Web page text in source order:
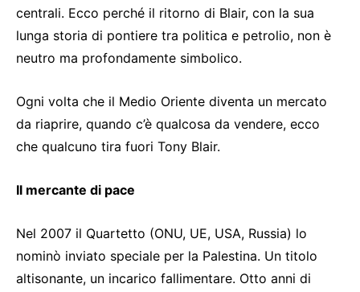
centrali. Ecco perché il ritorno di Blair, con la sua
lunga storia di pontiere tra politica e petrolio, non è
neutro ma profondamente simbolico.
Ogni volta che il Medio Oriente diventa un mercato
da riaprire, quando c’è qualcosa da vendere, ecco
che qualcuno tira fuori Tony Blair.
Il mercante di pace
Nel 2007 il Quartetto (ONU, UE, USA, Russia) lo
nominò inviato speciale per la Palestina. Un titolo
altisonante, un incarico fallimentare. Otto anni di